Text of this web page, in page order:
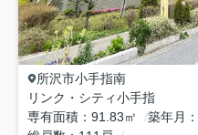
所沢市小手指南
リンク・シティ小手指
専有面積
91.83㎡ 築年月